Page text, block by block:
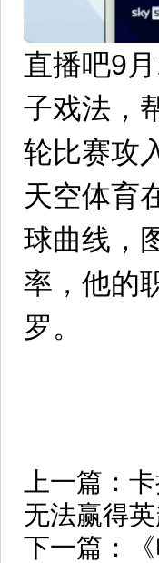
直播吧9
子戏法，
轮比赛攻
天空体育
球曲线，
率，他的
罗。
上一篇：
无法赢得英
下一篇：